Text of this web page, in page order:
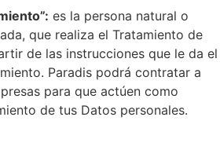
es la persona natural o
que realiza el Tratamiento de
de las instrucciones que le da el
Paradis podrá contratar a
para que actúen como
de tus Datos personales.